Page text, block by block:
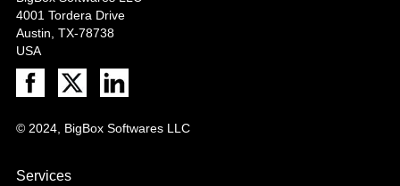
4001 Tordera Drive
Austin, TX-78738
USA
© 2024, BigBox Softwares LLC
Services